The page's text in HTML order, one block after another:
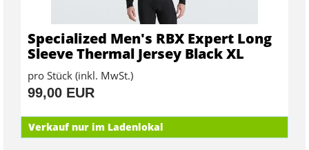
Specialized Men's RBX Expert Long
Sleeve Thermal Jersey Black XL
pro Stück (inkl. MwSt.)
99,00 EUR
Verkauf nur im Ladenlokal